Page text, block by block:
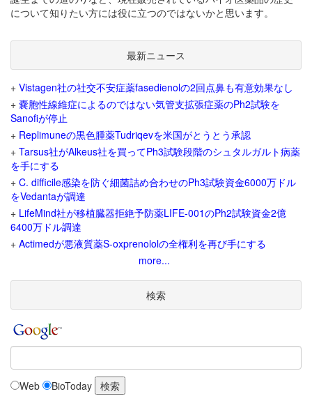
について知りたい方には役に立つのではないかと思います。
最新ニュース
+ Vistagen社の社交不安症薬fasedienolの2回点鼻も有意効果なし
+ 嚢胞性線維症によるのではない気管支拡張症薬のPh2試験を
Sanofiが停止
+ Replimuneの黒色腫薬Tudriqevを米国がとうとう承認
+ Tarsus社がAlkeus社を買ってPh3試験段階のシュタルガルト病薬
を手にする
+ C. difficile感染を防ぐ細菌詰め合わせのPh3試験資金6000万ドル
をVedantaが調達
+ LifeMind社が移植臓器拒絶予防薬LIFE-001のPh2試験資金2億
6400万ドル調達
+ Actimedが悪液質薬S-oxprenololの全権利を再び手にする
more...
検索
Web BioToday